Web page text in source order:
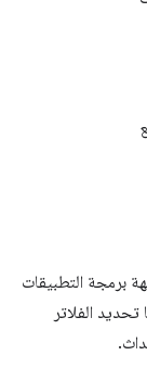
برمجة التطبيقات
الفلاتر